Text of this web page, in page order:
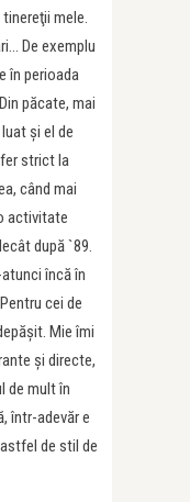
mele.
De exemplu
în perioada
păcate, mai
şi el de
strict la
când mai
activitate
după `89.
încă în
cei de
Mie îmi
şi directe,
de mult în
într-adevăr e
de stil de